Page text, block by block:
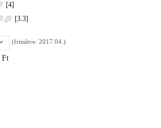
[4]
[3.3]
(frissítve: 2017.04.)
Ft